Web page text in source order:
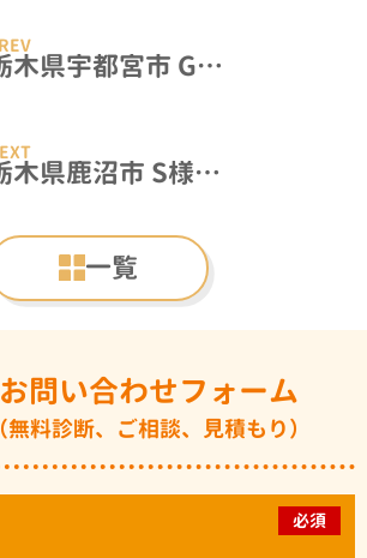
栃木県宇都宮市 G様邸 屋根塗装・外壁塗装工事
一覧
栃木県鹿沼市 S様邸 屋根塗装・外壁塗装工事
お問い合わせフォーム
（無料診断、ご相談、見積もり）
必須